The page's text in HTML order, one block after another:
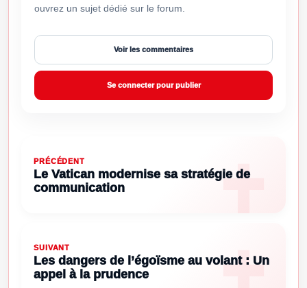
ouvrez un sujet dédié sur le forum.
Voir les commentaires
Se connecter pour publier
PRÉCÉDENT
Le Vatican modernise sa stratégie de
communication
SUIVANT
Les dangers de l’égoïsme au volant : Un
appel à la prudence